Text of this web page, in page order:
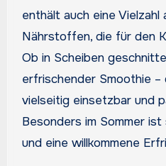
enthält auch eine Vielzahl
Nährstoffen, die für den
Ob in Scheiben
erfrischender Smoothie –
vielseitig einsetzbar und
Besonders im Sommer
und eine willkommene